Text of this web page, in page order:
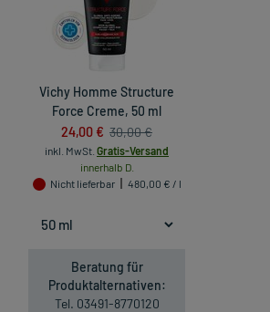
Vichy Homme Structure
Force Creme, 50 ml
24,00 € 30,00 €
inkl. MwSt. Gratis-Versand
innerhalb D.
Nicht lieferbar
480,00 € / l
Beratung für
Produktalternativen:
Tel. 03491-8770120